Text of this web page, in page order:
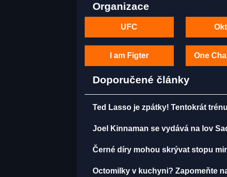
Organizace
UFC
I am Figter One
Doporučené články
Ted Lasso je zpátky! Tentokrát
Joel Kinnaman se vydává na lov
Černé díry mohou skrývat stopu
Octomilky v kuchyni? Zapomeňte